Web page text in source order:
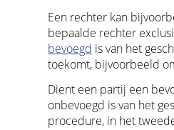
Een rechter kan
bepaalde rechter
bevoegd is van het
toekomt, bijvoorbeeld
Dient een partij een
onbevoegd is van het
procedure, in het